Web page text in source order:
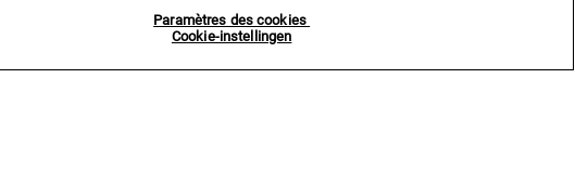
S’INSCRIRE
Paramètres des cookies
Cookie-instellingen